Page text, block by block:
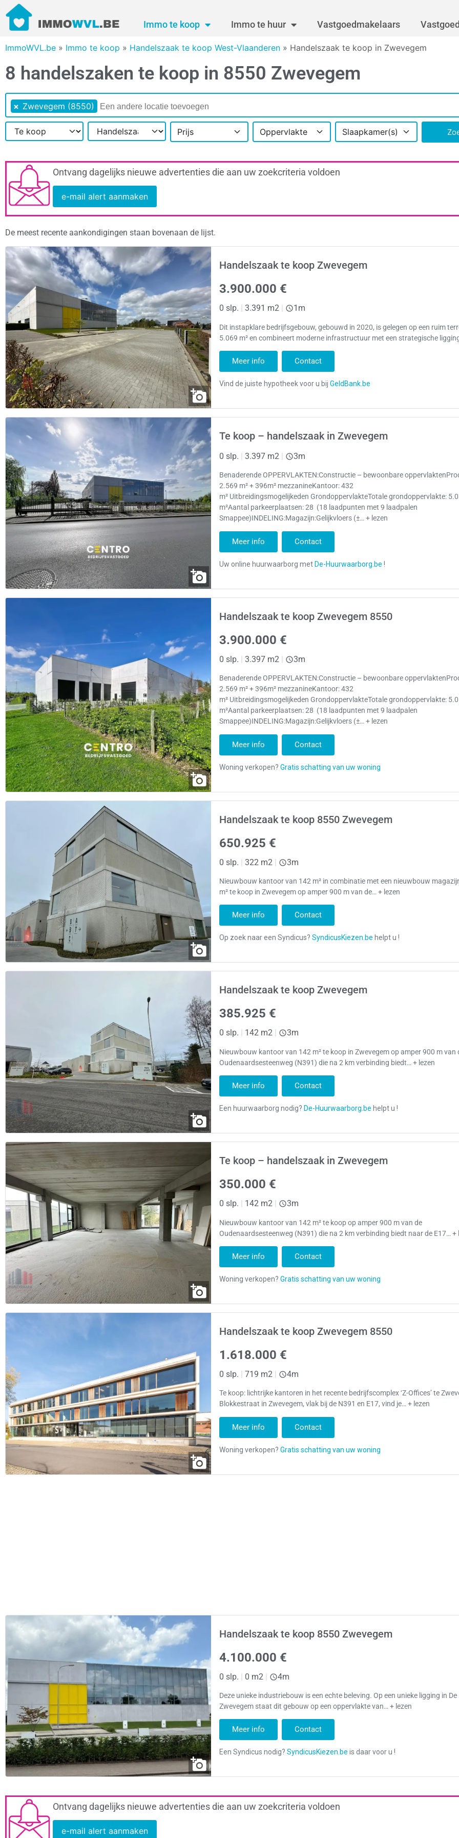
Immo te koop Immo te huur Vastgoedmakelaars
ImmoWVL.be » Immo te koop » Handelszaak te koop West-Vlaanderen » Handelszaak te koop in Zwevegem
8 handelszaken te koop in 8550 Zwevegem
× Zwevegem (8550)
Prijs Oppervlakte Slaapkamer(s)
Ontvang dagelijks nieuwe advertenties die aan uw zoekcriteria voldoen
e-mail alert aanmaken
De meest recente aankondigingen staan bovenaan de lijst.
Handelszaak te koop Zwevegem
3.900.000 €
0 slp. 3.391 m2 1m
Dit instapklare bedrijfsgebouw, gebouwd in 2020, is gelegen op een ruim
5.069 m² en combineert moderne infrastructuur met een strategische
Meer info Contact
Te koop – handelszaak in Zwevegem
0 slp. | 3.397 m2 | 3m
Benaderende OPPERVLAKTEN:Constructie – bewoonbare
2.569 m² + 396m² mezzanineKantoor: 432
m² Uitbreidingsmogelijkeden GrondoppervlakteTotale grondoppervlakte:
m²Aantal parkeerplaatsen: 28 (18 laadpunten met 9 laadpalen
Smappee)INDELING:Magazijn:Gelijkvloers (±… + lezen
Meer info Contact
Handelszaak te koop Zwevegem 8550
3.900.000 €
0 slp. | 3.397 m2 | 3m
Benaderende OPPERVLAKTEN:Constructie – bewoonbare
2.569 m² + 396m² mezzanineKantoor: 432
m² Uitbreidingsmogelijkeden GrondoppervlakteTotale grondoppervlakte:
m²Aantal parkeerplaatsen: 28 (18 laadpunten met 9 laadpalen
Smappee)INDELING:Magazijn:Gelijkvloers (±… + lezen
Meer info Contact
Handelszaak te koop 8550 Zwevegem
650.925 €
0 slp. | 322 m2 | 3m
Nieuwbouw kantoor van 142 m² in combinatie met een nieuwbouw
m² te koop in Zwevegem op amper 900 m van de… + lezen
Meer info Contact
Handelszaak te koop Zwevegem
385.925 €
0 slp. 142 m2 3m
Nieuwbouw kantoor van 142 m² te koop in Zwevegem op amper 900 m van
Oudenaardsesteenweg (N391) die na 2 km verbinding biedt… + lezen
Meer info Contact
Te koop – handelszaak in Zwevegem
350.000 €
0 slp. | 142 m2 | 3m
Nieuwbouw kantoor van 142 m² te koop op amper 900 m van de
Oudenaardsesteenweg (N391) die na 2 km verbinding biedt naar de E17… +
Meer info Contact
Handelszaak te koop Zwevegem 8550
1.618.000 €
0 slp. | 719 m2 | 4m
Te koop: lichtrijke kantoren in het recente bedrijfscomplex ‘Z-Offices’ te
Blokkestraat in Zwevegem, vlak bij de N391 en E17, vind je… + lezen
Meer info Contact
Handelszaak te koop 8550 Zwevegem
4.100.000 €
0 slp. | 0 m2 | 4m
Deze unieke industriebouw is een echte beleving. Op een unieke ligging in
Zwevegem staat dit gebouw op een oppervlakte van… + lezen
Meer info Contact
Ontvang dagelijks nieuwe advertenties die aan uw zoekcriteria voldoen
e-mail alert aanmaken